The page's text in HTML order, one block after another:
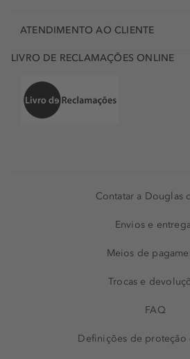
ATENDIMENTO AO CLIENTE
LIVRO DE RECLAMAÇÕES ONLINE
Contatar a Douglas
Envios e
Meios de
Trocas e
FAQ
Definições de proteção